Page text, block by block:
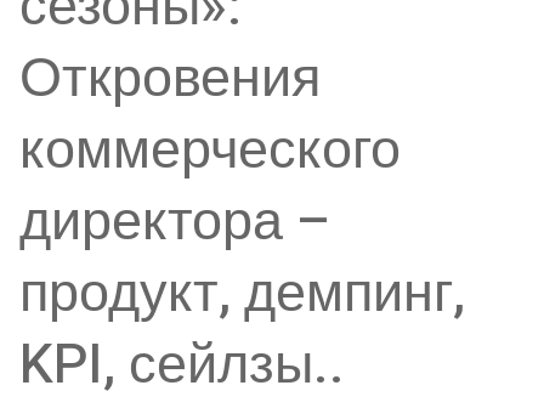
Откровения
коммерческого
директора –
продукт, демпинг,
KPI, сейлзы..